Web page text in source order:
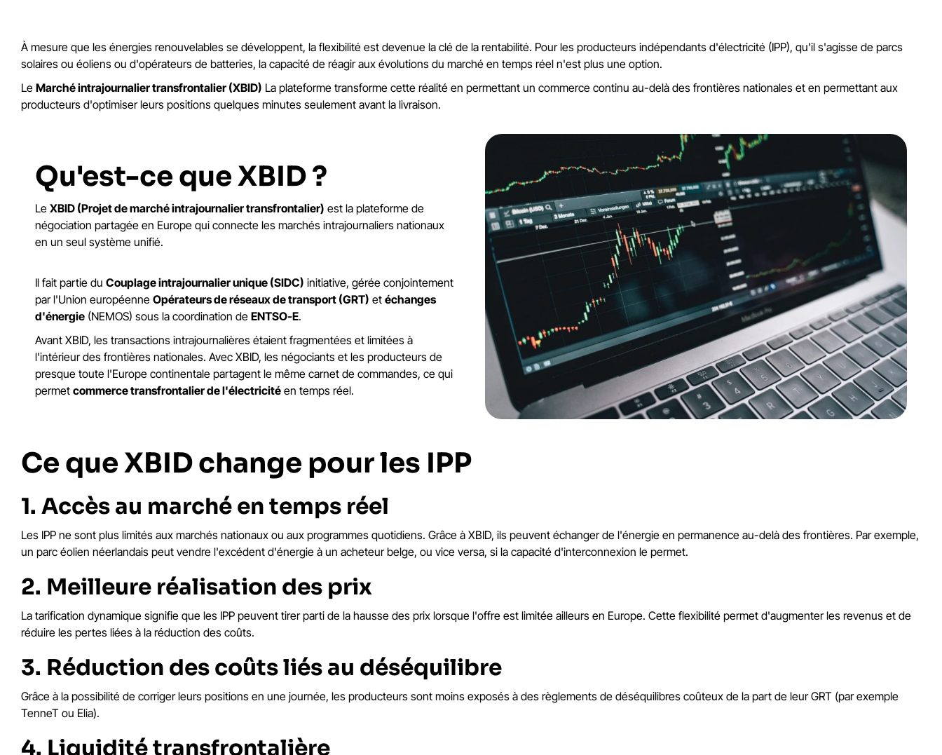
À mesure que les énergies renouvelables se développent, la flexibilité est devenue la clé de la rentabilité. Pour les producteurs indépendants d'électricité (IPP), qu'il s'agisse de parcs
solaires ou éoliens ou d'opérateurs de batteries, la capacité de réagir aux évolutions du marché en temps réel n'est plus une option.
Le Marché intrajournalier transfrontalier (XBID) La plateforme transforme cette réalité en permettant un commerce continu au-delà des frontières nationales et en permettant aux
producteurs d'optimiser leurs positions quelques minutes seulement avant la livraison.
Qu'est-ce que XBID ?
Le XBID (Projet de marché intrajournalier transfrontalier) est la plateforme de
négociation partagée en Europe qui connecte les marchés intrajournaliers nationaux
en un seul système unifié.
Il fait partie du Couplage intrajournalier unique (SIDC) initiative, gérée conjointement
par l'Union européenne Opérateurs de réseaux de transport (GRT) et échanges
d'énergie (NEMOS) sous la coordination de ENTSO-E.
Avant XBID, les transactions intrajournalières étaient fragmentées et limitées à
l'intérieur des frontières nationales. Avec XBID, les négociants et les producteurs de
presque toute l'Europe continentale partagent le même carnet de commandes, ce qui
permet commerce transfrontalier de l'électricité en temps réel.
Ce que XBID change pour les IPP
1. Accès au marché en temps réel
Les IPP ne sont plus limités aux marchés nationaux ou aux programmes quotidiens. Grâce à XBID, ils peuvent échanger de l'énergie en permanence au-delà des frontières. Par exemple,
un parc éolien néerlandais peut vendre l'excédent d'énergie à un acheteur belge, ou vice versa, si la capacité d'interconnexion le permet.
2. Meilleure réalisation des prix
La tarification dynamique signifie que les IPP peuvent tirer parti de la hausse des prix lorsque l'offre est limitée ailleurs en Europe. Cette flexibilité permet d'augmenter les revenus et de
réduire les pertes liées à la réduction des coûts.
3. Réduction des coûts liés au déséquilibre
Grâce à la possibilité de corriger leurs positions en une journée, les producteurs sont moins exposés à des règlements de déséquilibres coûteux de la part de leur GRT (par exemple
TenneT ou Elia).
4. Liquidité transfrontalière